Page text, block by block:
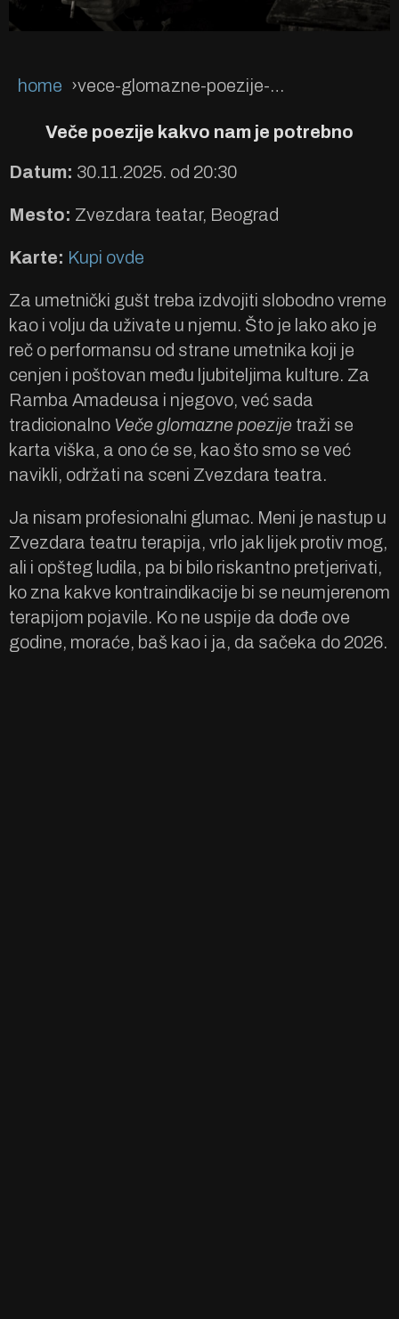
home vece-glomazne-poezije-u-zvezdara-teatru
Veče poezije kakvo nam je potrebno
Datum: 30.11.2025. od 20:30
Mesto: Zvezdara teatar, Beograd
Karte: Kupi ovde
Za umetnički gušt treba izdvojiti slobodno vreme
kao i volju da uživate u njemu. Što je lako ako je
reč o performansu od strane umetnika koji je
cenjen i poštovan među ljubiteljima kulture. Za
Ramba Amadeusa i njegovo, već sada
tradicionalno Veče glomazne poezije traži se
karta viška, a ono će se, kao što smo se već
navikli, održati na sceni Zvezdara teatra.
Ja nisam profesionalni glumac. Meni je nastup u
Zvezdara teatru terapija, vrlo jak lijek protiv mog,
ali i opšteg ludila, pa bi bilo riskantno pretjerivati,
ko zna kakve kontraindikacije bi se neumjerenom
terapijom pojavile. Ko ne uspije da dođe ove
godine, moraće, baš kao i ja, da sačeka do 2026.